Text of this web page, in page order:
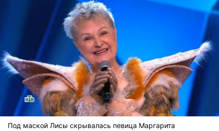
Под маской Лисы скрывалась певица Маргарита